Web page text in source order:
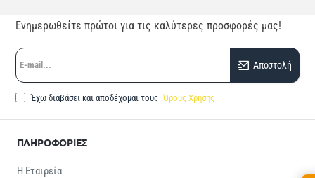
Ενημερωθείτε πρώτοι για τις καλύτερες προσφορές μας!
E-
mail...
Αποστολή
Έχω διαβάσει και αποδέχομαι τους Όρους Χρήσης
ΠΛΗΡΟΦΟΡΙΕΣ
Η Εταιρεία